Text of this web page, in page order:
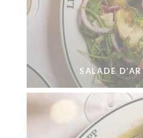
SALADE